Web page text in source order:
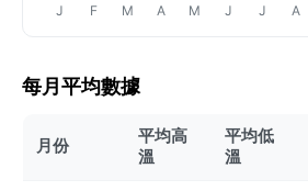
J F M A M J J A
每月平均數據
月份
平均高
溫
平均低
溫